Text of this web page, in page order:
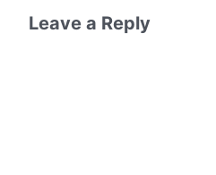
Leave a Reply